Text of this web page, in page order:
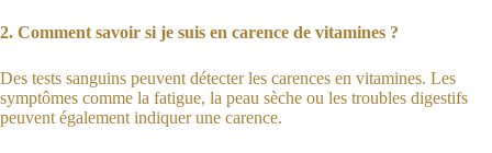
2. Comment savoir si je suis en carence de vitamines ?
Des tests sanguins peuvent détecter les carences en vitamines. Les
symptômes comme la fatigue, la peau sèche ou les troubles digestifs
peuvent également indiquer une carence.